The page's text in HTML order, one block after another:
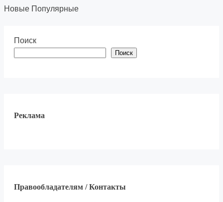
Новые Популярные
Поиск
Поиск
Реклама
Правообладателям / Контакты